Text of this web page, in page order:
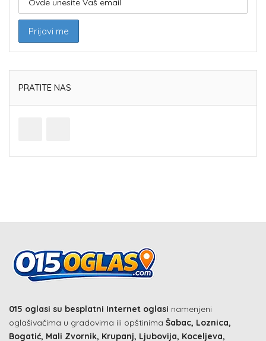
PRATITE NAS
015 oglasi su besplatni Internet oglasi namenjeni
oglašivačima u gradovima ili opštinima Šabac, Loznica,
Bogatić, Mali Zvornik, Krupanj, Ljubovija, Koceljeva,